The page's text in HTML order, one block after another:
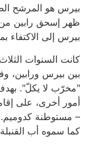
بيرس هو المرشح
ظهر إسحق رابين
بيرس إلى الاكتفاء
كانت السنوات
بين بيرس ورابين،
"مخرّب لا يكلّ".
أمور أخرى، على
– مستوطنة كدوميم.
كما سموه أب القنبلة